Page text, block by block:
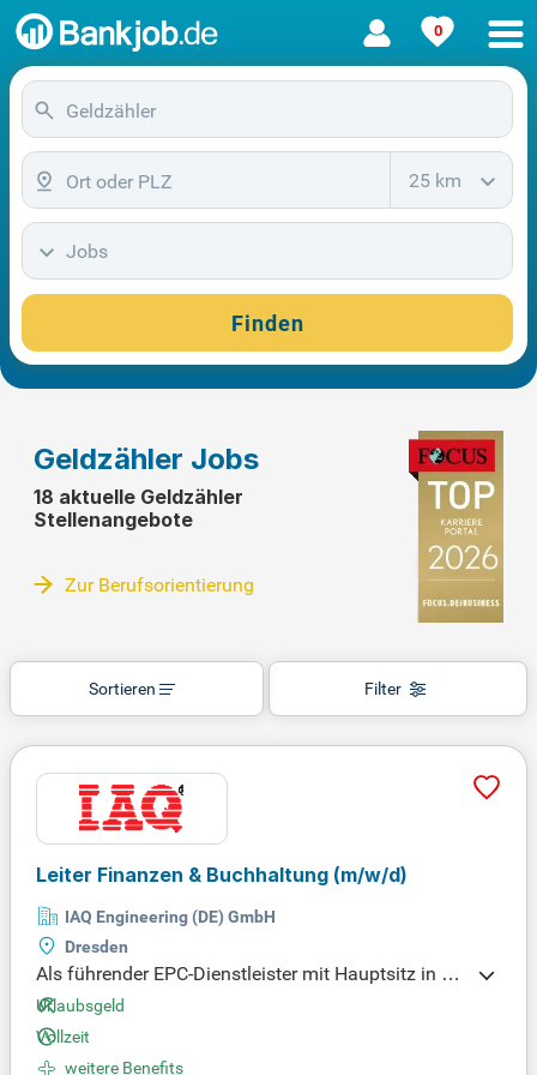
0
25 km
Jobs
Finden
Geldzähler Jobs
18 aktuelle Geldzähler
Stellenangebote
Zur Berufsorientierung
Filter
Sortieren
Leiter Finanzen & Buchhaltung (m/w/d)
IAQ Engineering (DE) GmbH
Dresden
Als führender EPC-Dienstleister mit Hauptsitz in M
alaysia sind wir stolz darauf, an einem hochmoder
nen Halbleiterprojekt in Dresden zu arbeiten. Unser
e Expertise umfasst anspruchsvolle Leistungen in
Urlaubsgeld
Vollzeit
weitere Benefits